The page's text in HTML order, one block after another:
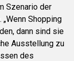
Szenario der
Shopping
dann sind sie
Ausstellung zu
des